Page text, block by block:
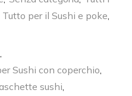
Tutto per il Sushi e poke
Sushi con coperchio
sushi